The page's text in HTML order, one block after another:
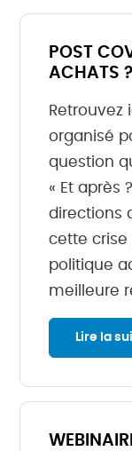
POST
ACHATS ?
Retrouvez
organisé
question
« Et après
directions
cette crise
politique
meilleure
Lire la